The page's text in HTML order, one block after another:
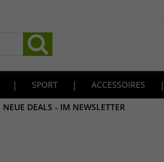
| SPORT | ACCESSOIRES |
DEALS - IM NEWSLETTER